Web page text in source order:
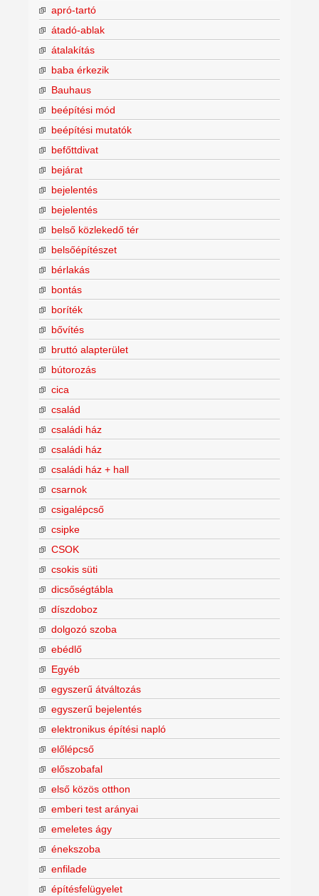
apró-tartó
átadó-ablak
átalakítás
baba érkezik
Bauhaus
beépítési mód
beépítési mutatók
befőttdivat
bejárat
bejelentés
bejelentés
belső közlekedő tér
belsőépítészet
bérlakás
bontás
boríték
bővítés
bruttó alapterület
bútorozás
cica
család
családi ház
családi ház
családi ház + hall
csarnok
csigalépcső
csipke
CSOK
csokis süti
dicsőségtábla
díszdoboz
dolgozó szoba
ebédlő
Egyéb
egyszerű átváltozás
egyszerű bejelentés
elektronikus építési napló
előlépcső
előszobafal
első közös otthon
emberi test arányai
emeletes ágy
énekszoba
enfilade
építésfelügyelet